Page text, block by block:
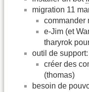
migration 11
commander
e-Jim (et
tharyrok
outil de support:
créer des
(thomas)
besoin de